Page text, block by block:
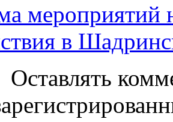
мероприятий
в
Оставлять